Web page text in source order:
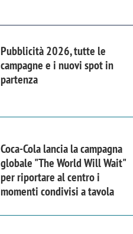
Pubblicità 2026, tutte le
campagne e i nuovi spot in
partenza
Coca-Cola lancia la campagna
globale "The World Will Wait"
per riportare al centro i
momenti condivisi a tavola